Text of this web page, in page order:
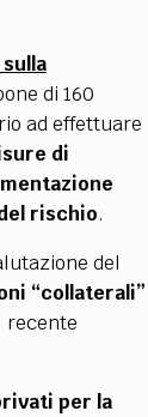
di 160
ad effettuare
di
rischio.
del
“collaterali”
recente
per la